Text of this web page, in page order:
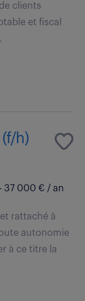
clients
et fiscal
h)
37 000 € / an
rattaché à
autonomie
à ce titre la